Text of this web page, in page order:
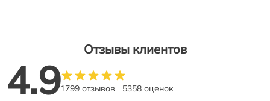
Отзывы клиентов
4.91799 отзывов 5358 оценок